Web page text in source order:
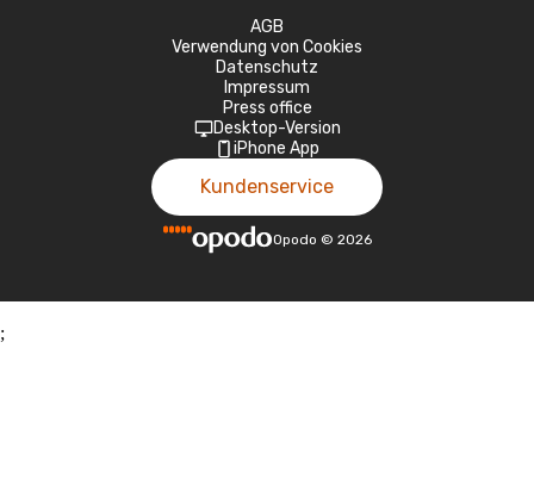
AGB
Verwendung von Cookies
Datenschutz
Impressum
Press office
Desktop-Version
iPhone App
Kundenservice
Opodo © 2026
;